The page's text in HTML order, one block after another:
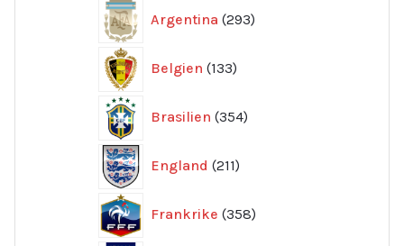
Argentina 293
produkter
Belgien 133
produkter
Brasilien 354
produkter
England 211
produkter
Frankrike 358
produkter